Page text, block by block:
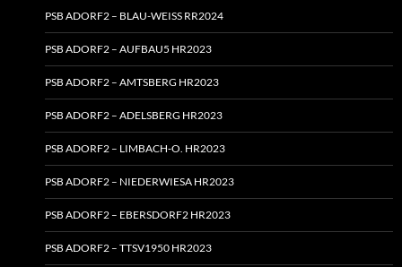
PSB ADORF2 – BLAU-WEISS RR2024
PSB ADORF2 – AUFBAU5 HR2023
PSB ADORF2 – AMTSBERG HR2023
PSB ADORF2 – ADELSBERG HR2023
PSB ADORF2 – LIMBACH‑O. HR2023
PSB ADORF2 – NIEDERWIESA HR2023
PSB ADORF2 – EBERSDORF2 HR2023
PSB ADORF2 – TTSV1950 HR2023